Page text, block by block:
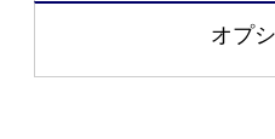
オプ